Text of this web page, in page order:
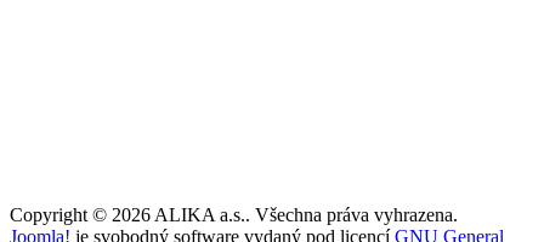
Copyright © 2026 ALIKA a.s.. Všechna práva vyhrazena.
Joomla! je svobodný software vydaný pod licencíGNU General